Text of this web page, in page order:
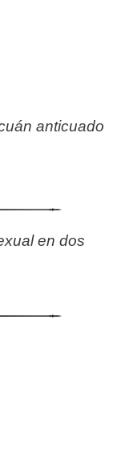
anticuado
en dos